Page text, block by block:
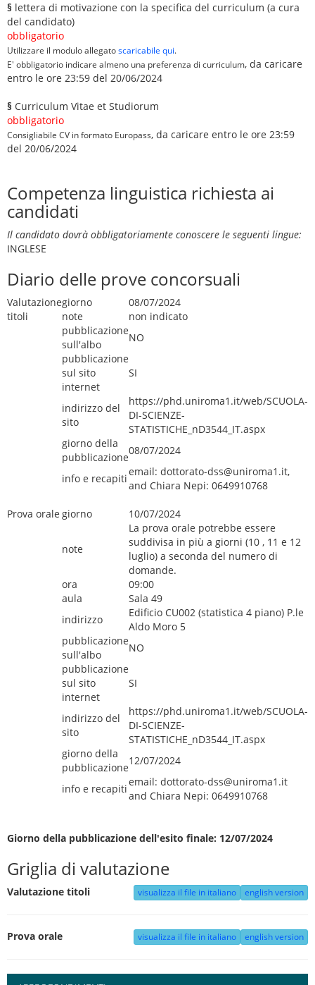
§ lettera di motivazione con la specifica del curriculum (a cura
del candidato)
obbligatorio
Utilizzare il modulo allegatoscaricabile qui.
E' obbligatorio indicare almeno una preferenza di curriculum, da caricare
entro le ore 23:59 del 20/06/2024
§ Curriculum Vitae et Studiorum
obbligatorio
Consigliabile CV in formato Europass, da caricare entro le ore 23:59
del 20/06/2024
Competenza linguistica richiesta ai
candidati
Il candidato dovrà obbligatoriamente conoscere le seguenti lingue:
INGLESE
Diario delle prove concorsuali
Valutazione
titoli
giorno
08/07/2024
note
non indicato
pubblicazione
sull'albo
NO
pubblicazione
sul sito
internet
SI
indirizzo del
sito
https://phd.uniroma1.it/web/SCUOLA-
DI-SCIENZE-
STATISTICHE_nD3544_IT.aspx
giorno della
pubblicazione
08/07/2024
info e recapiti
email: dottorato-dss@uniroma1.it,
and Chiara Nepi: 0649910768
Prova orale giorno 10/07/2024
note
La prova orale potrebbe essere
suddivisa in più a giorni (10 , 11 e 12
luglio) a seconda del numero di
domande.
ora
09:00
aula
Sala 49
indirizzo
Edificio CU002 (statistica 4 piano) P.le
Aldo Moro 5
pubblicazione
sull'albo
NO
pubblicazione
sul sito
internet
SI
indirizzo del
sito
https://phd.uniroma1.it/web/SCUOLA-
DI-SCIENZE-
STATISTICHE_nD3544_IT.aspx
giorno della
pubblicazione
12/07/2024
info e recapiti
email: dottorato-dss@uniroma1.it
and Chiara Nepi: 0649910768
Giorno della pubblicazione dell'esito finale: 12/07/2024
Griglia di valutazione
Valutazione titoli visualizza il file in italiano english version
Prova orale visualizza il file in italiano english version